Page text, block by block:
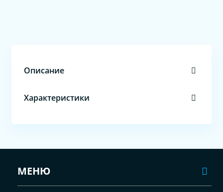
Описание
Характеристики
МЕНЮ